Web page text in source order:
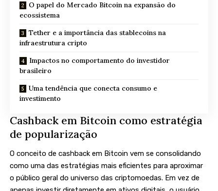
O papel do Mercado Bitcoin na expansão do
ecossistema
Tether e a importância das stablecoins na
infraestrutura cripto
Impactos no comportamento do investidor
brasileiro
Uma tendência que conecta consumo e
investimento
Cashback em Bitcoin como estratégia
de popularização
O conceito de cashback em Bitcoin vem se consolidando
como uma das estratégias mais eficientes para aproximar
o público geral do universo das criptomoedas. Em vez de